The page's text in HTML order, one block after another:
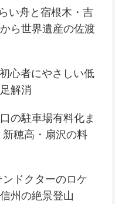
い舟と宿根木・吉
ら世界遺産の佐渡
心者にやさしい低
解消
の駐車場有料化ま
新穂高・扇沢の料
ドクターのロケ
州の絶景登山